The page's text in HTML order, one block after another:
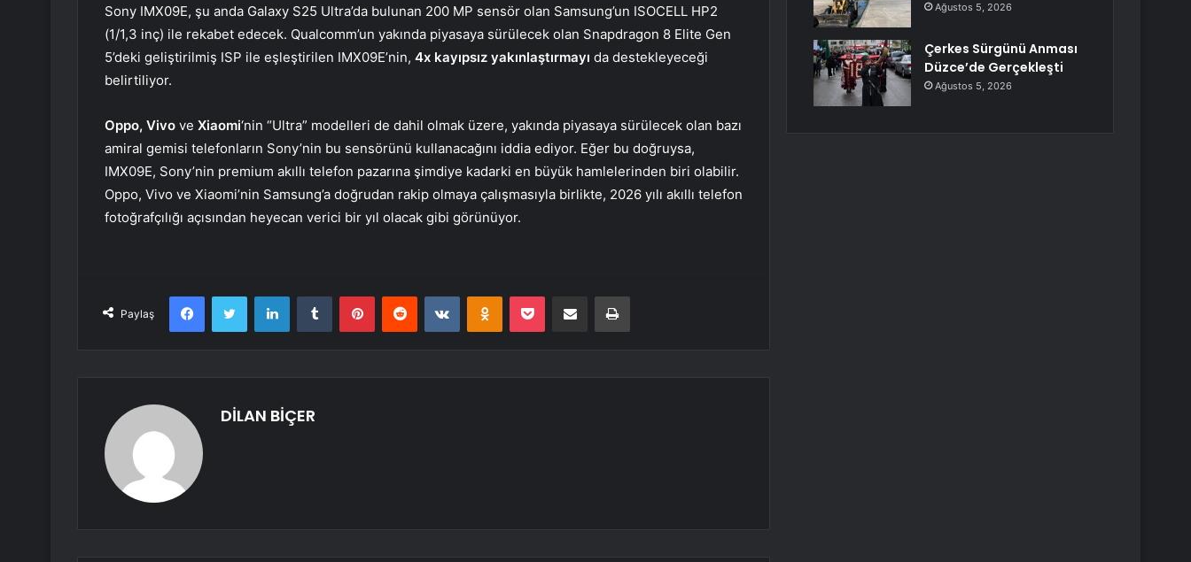
Sony IMX09E, şu anda Galaxy S25 Ultra’da bulunan 200 MP sensör olan Samsung’un ISOCELL HP2
(1/1,3 inç) ile rekabet edecek. Qualcomm’un yakında piyasaya sürülecek olan Snapdragon 8 Elite Gen
5’deki geliştirilmiş ISP ile eşleştirilen IMX09E’nin, 4x kayıpsız yakınlaştırmayı da destekleyeceği
belirtiliyor.
Oppo, Vivo ve Xiaomi‘nin “Ultra” modelleri de dahil olmak üzere, yakında piyasaya sürülecek olan bazı
amiral gemisi telefonların Sony’nin bu sensörünü kullanacağını iddia ediyor. Eğer bu doğruysa,
IMX09E, Sony’nin premium akıllı telefon pazarına şimdiye kadarki en büyük hamlelerinden biri olabilir.
Oppo, Vivo ve Xiaomi’nin Samsung’a doğrudan rakip olmaya çalışmasıyla birlikte, 2026 yılı akıllı telefon
fotoğrafçılığı açısından heyecan verici bir yıl olacak gibi görünüyor.
Paylaş
FacebookTwitter LinkedInTumblr PinterestReddit VKontakteOdnoklassniki
Pocket E-Posta ile paylaş Yazdır
DİLAN BİÇER
Ağustos 5, 2026
Çerkes Sürgünü Anması
Düzce’de Gerçekleşti
Ağustos 5, 2026